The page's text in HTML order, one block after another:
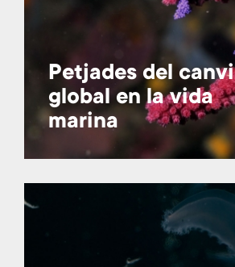
Petjades del canvi
global en la vida
marina